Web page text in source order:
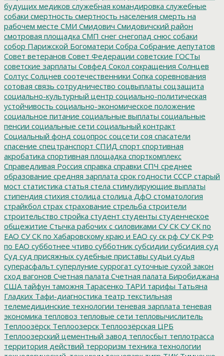
будущих медиков служебная командировка служебные
собаки смертность смертность населения смерть на
рабочем месте СМИ Смидович Смидовичский район
смотровая площадка СМП снег снегопад снюс собаки
собор Парижской Богоматери Собра Собрание депутатов
Совет ветеранов Совет Федерации советские ГОСТы
советские зарплаты Совфед Сокол сокращения Солнцев
Солтус Солцнев соотечественники Сопка соревнования
сотовая связь сотрудничество соцвыплаты соцзащита
социально-культурный центр социально-политическая
устойчивость социально-экономическое положение
социальное питание социальные выплаты социальные
пенсии социальные сети социальный контракт
Социальный фонд соцопрос соцсети соя спасатели
спасение спецтранспорт СПИД спорт спортивная
акробатика спортивная площадка спорткомплекс
Справедливая Россия справка справки СПЧ среднее
образование средняя зарплата срок годности СССР старый
мост статистика статья стела стимулирующие выплаты
стипендия стихия столица столица ДфО стоматология
страйкбол страх страхование стрельба строители
строительство стройка студент студенты студенческое
общежитие Стычка рабочих с силовиками СУ СК СУ СК по
ЕАО СУ СК по Хабаровскому краю и ЕАО су ск рф СУ СК РФ
по ЕАО субботнее чтиво субботник субсидии субсидия суд
Суд суд присяжных судебные приставы судьи судья
суперасфальт суперлуние суррогат суточные сухой закон
сход вагонов Счетная палата Счетная палата Биробиджана
США тайфун таможня Тарасенко ТАРИ тарифы Татьяна
Гладких Тафи-диагностика театр текстильная
телемедицинские технологии теневая зарплата теневая
экономика тепловоз тепловые сети тепловычислитель
Теплоозёрск Теплоозерск Теплоозёрская ЦРБ
Теплоозерский цементный завод теплосбыт теплотрасса
территория действий терроризм техника технологии